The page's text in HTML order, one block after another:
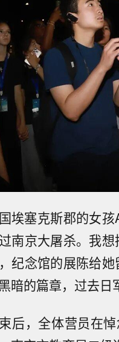
埃塞克斯郡的女
南京大屠杀。我
纪念馆的展陈给
暗的篇章，过去日
后，全体营员在